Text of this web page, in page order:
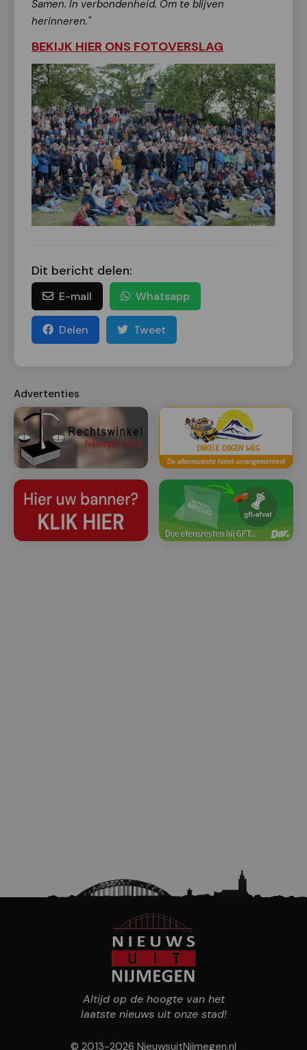
Samen. In verbondenheid. Om te blijven
herinneren."
BEKIJK HIER ONS FOTOVERSLAG
Dit bericht delen:
E-mail Whatsapp
Delen Tweet
Advertenties
Altijd op de hoogte van het
laatste nieuws uit onze stad!
© 2013-2026 NieuwsuitNijmegen.nl